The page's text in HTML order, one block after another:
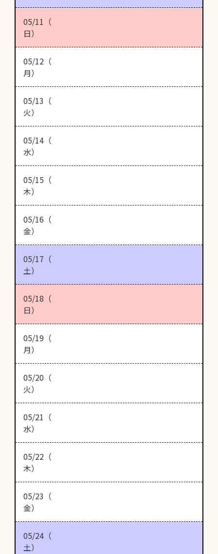
05/11（
日）
05/12（
月）
05/13（
火）
05/14（
水）
05/15（
木）
05/16（
金）
05/17（
土）
05/18（
日）
05/19（
月）
05/20（
火）
05/21（
水）
05/22（
木）
05/23（
金）
05/24（
土）